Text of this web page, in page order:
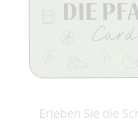
Erleben Sie die